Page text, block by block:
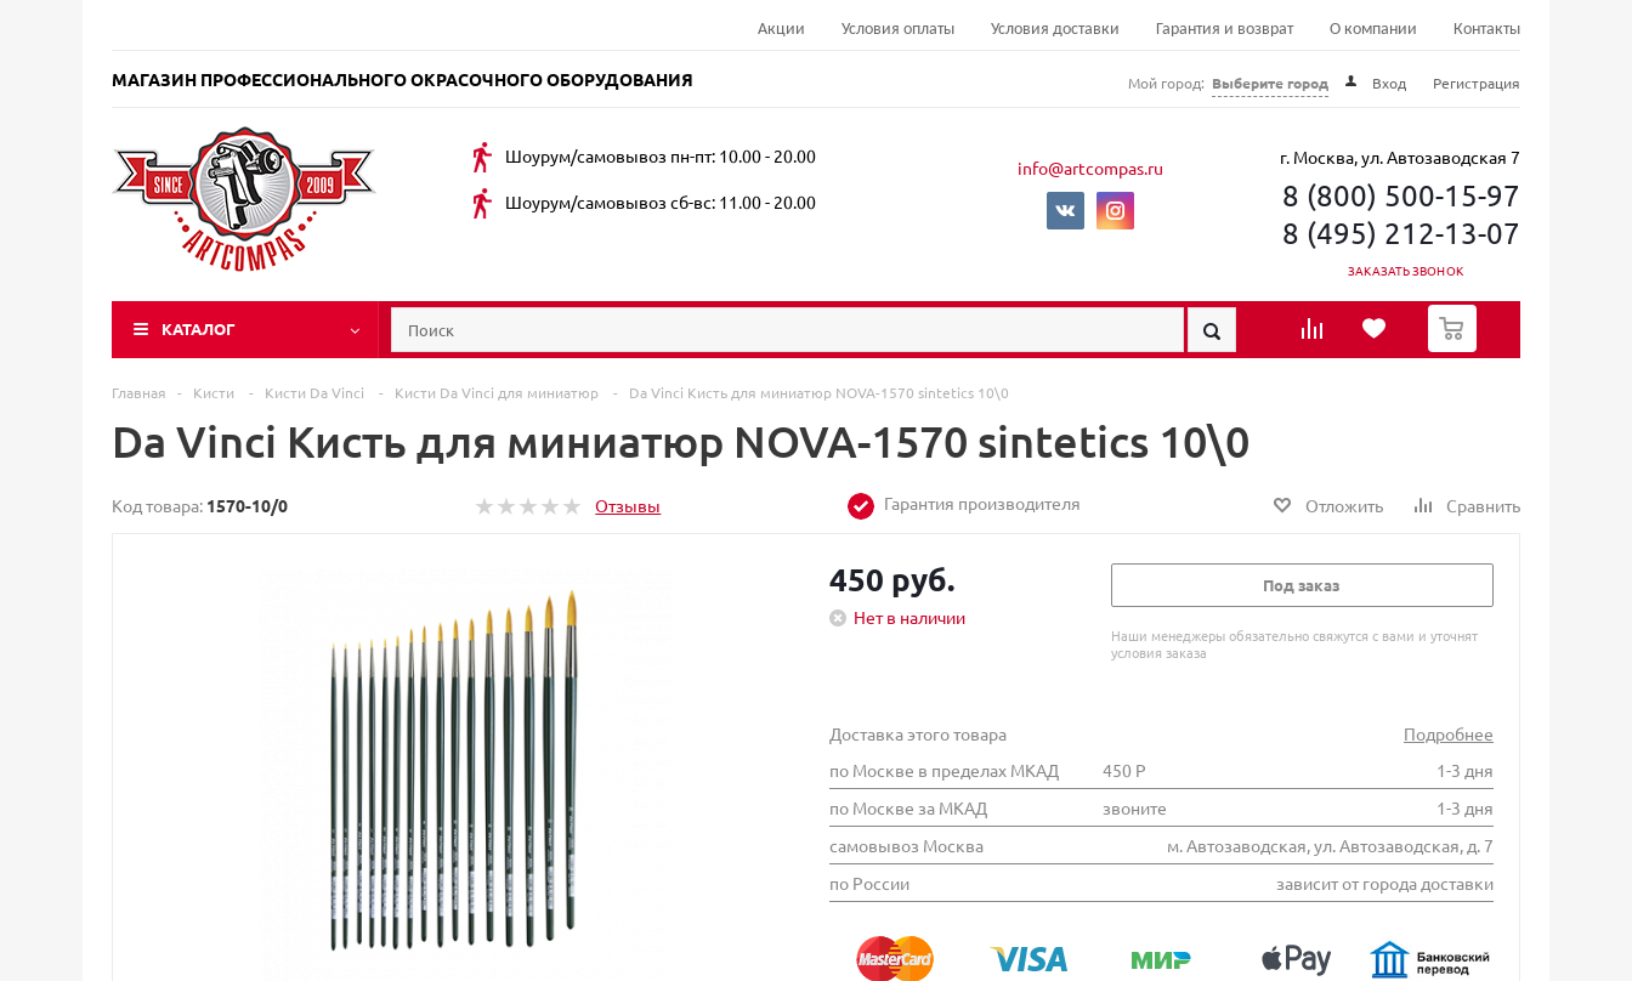
Акции Условия оплаты Условия доставки Гарантия и возврат О компании Контакты
МАГАЗИН ПРОФЕССИОНАЛЬНОГО ОКРАСОЧНОГО ОБОРУДОВАНИЯ Мой город: Выберите город Вход Регистрация
Шоурум/самовывоз пн-пт: 10.00 - 20.00
Шоурум/самовывоз сб-вс: 11.00 - 20.00
info@artcompas.ru г. Москва, ул. Автозаводская 7
8 (800) 500-15-97
8 (495) 212-13-07
ЗАКАЗАТЬ ЗВОНОК
КАТАЛОГ
0
Главная - Кисти - Кисти Da Vinci - Кисти Da Vinci для миниатюр - Da Vinci Кисть для миниатюр NOVA-1570 sintetics 10\0
Da Vinci Кисть для миниатюр NOVA-1570 sintetics 10\0
Код товара: 1570-10/0 Отзывы Гарантия производителя Отложить Сравнить
450 руб.
Нет в наличии
Под заказ
Наши менеджеры обязательно свяжутся с вами и уточнят
условия заказа
Доставка этого товара
Подробнее
по Москве в пределах МКАД
450 Р
1-3 дня
по Москве за МКАД
звоните
1-3 дня
самовывоз Москва
м. Автозаводская, ул. Автозаводская, д. 7
по России
зависит от города доставки